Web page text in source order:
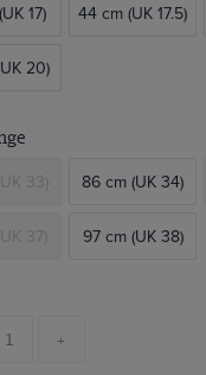
17) 44 cm (UK 17.5)
20)
33) 86 cm (UK 34)
37) 97 cm (UK 38)
+